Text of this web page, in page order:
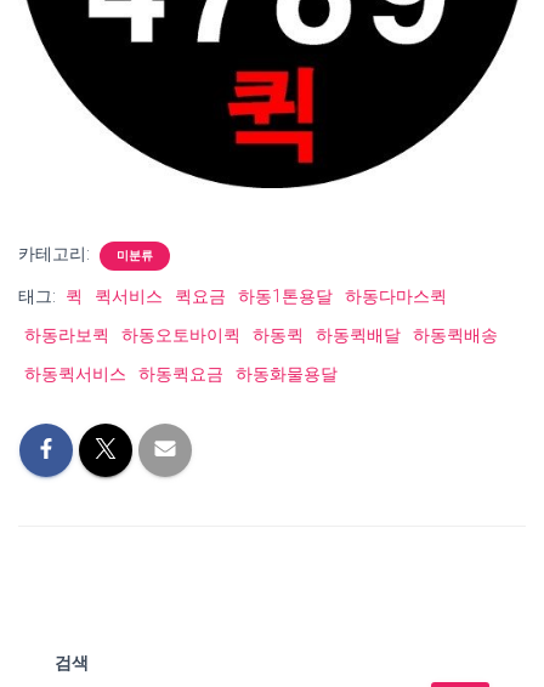
카테고리: 미분류
태그: 퀵 퀵서비스 퀵요금 하동1톤용달
하동다마스퀵
하동라보퀵
하동오토바이퀵 하동퀵 하동퀵배달
하동퀵배송
하동퀵서비스
하동퀵요금 하동화물용달
검색